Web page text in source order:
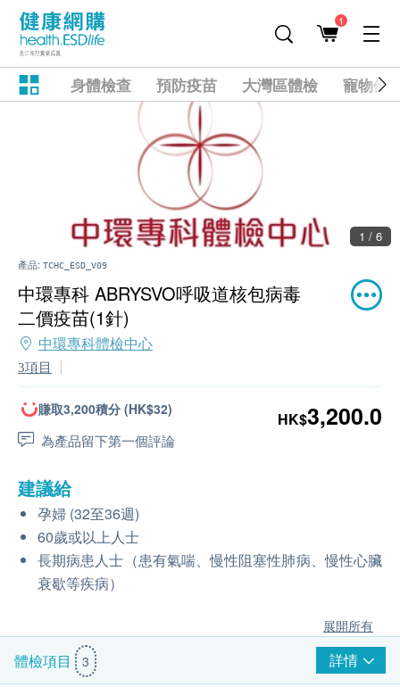
1
身體檢查 預防疫苗 大灣區體檢 寵物健
1 / 6
產品: TCHC_ESD_V09
中環專科 ABRYSVO呼吸道核包病毒
二價疫苗(1針)
中環專科體檢中心
3項目
賺取3,200積分 (HK$32)
為產品留下第一個評論
HK$3,200.0
建議給
孕婦 (32至36週)
60歲或以上人士
長期病患人士（患有氣喘、慢性阻塞性肺病、慢性心臟
衰歇等疾病）
展開所有
體檢項目 3 詳情